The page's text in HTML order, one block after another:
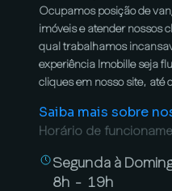
Ocupamos posição de
imóveis e atender nossos
qual trabalhamos
experiência Imobille seja
cliques em nosso site, até
Saiba mais sobre
Horário de
Segunda à
8h - 19h